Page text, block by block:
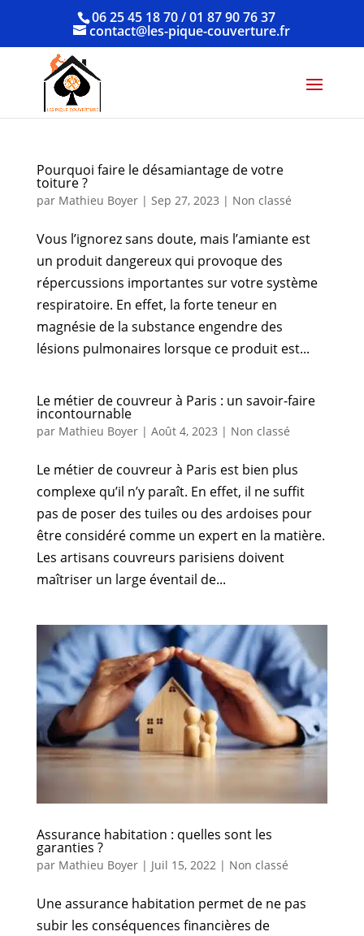
06 25 45 18 70 / 01 87 90 76 37
contact@les-pique-couverture.fr
Pourquoi faire le désamiantage de votre
toiture ?
par Mathieu Boyer| Sep 27, 2023 | Non classé
Vous l’ignorez sans doute, mais l’amiante est
un produit dangereux qui provoque des
répercussions importantes sur votre système
respiratoire. En effet, la forte teneur en
magnésie de la substance engendre des
lésions pulmonaires lorsque ce produit est...
Le métier de couvreur à Paris : un savoir-faire
incontournable
par Mathieu Boyer| Août 4, 2023 | Non classé
Le métier de couvreur à Paris est bien plus
complexe qu’il n’y paraît. En effet, il ne suffit
pas de poser des tuiles ou des ardoises pour
être considéré comme un expert en la matière.
Les artisans couvreurs parisiens doivent
maîtriser un large éventail de...
Assurance habitation : quelles sont les
garanties ?
par Mathieu Boyer| Juil 15, 2022 | Non classé
Une assurance habitation permet de ne pas
subir les conséquences financières de